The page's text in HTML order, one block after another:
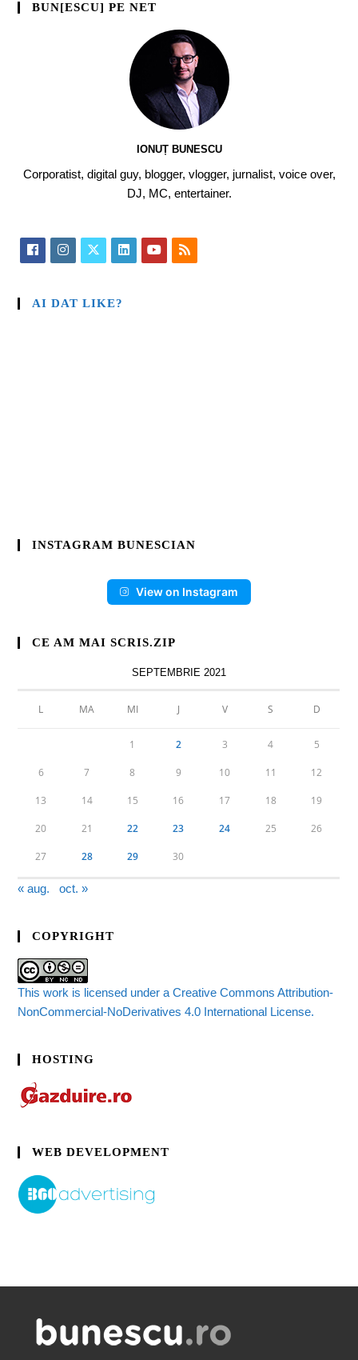
BUN[ESCU] PE NET
IONUȚ BUNESCU
Corporatist, digital guy, blogger, vlogger, jurnalist, voice over,
DJ, MC, entertainer.
AI DAT LIKE?
INSTAGRAM BUNESCIAN
View on Instagram
CE AM MAI SCRIS.ZIP
SEPTEMBRIE 2021
L MA MI J V S D
1 2 3 4 5
6 7 8 9 10 11 12
13 14 15 16 17 18 19
20 21 22 23 24 25 26
27 28 29 30
« aug. oct. »
COPYRIGHT
This work is licensed under a Creative Commons Attribution-
NonCommercial-NoDerivatives 4.0 International License.
HOSTING
WEB DEVELOPMENT